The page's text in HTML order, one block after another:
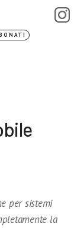
per sistemi
la